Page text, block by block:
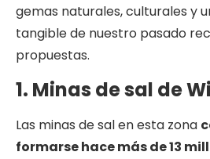
gemas naturales, culturales y
tangible de nuestro pasado
propuestas.
1. Minas de sal de
Las minas de sal en esta zona
formarse hace más de 13